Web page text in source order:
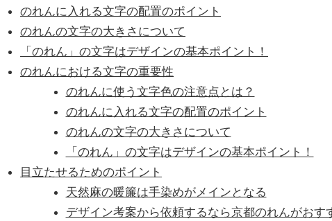
のれんに入れる文字の配置のポイント
のれんの文字の大きさについて
「のれん」の文字はデザインの基本ポイント！
のれんにおける文字の重要性
のれんに使う文字色の注意点とは？
のれんに入れる文字の配置のポイント
のれんの文字の大きさについて
「のれん」の文字はデザインの基本ポイント！
目立たせるためのポイント
天然麻の暖簾は手染めがメインとなる
デザイン考案から依頼するなら京都のれんがおす